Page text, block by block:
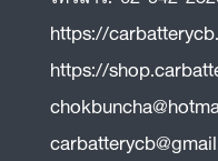
https://
https://